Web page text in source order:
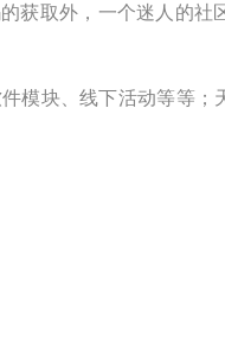
获取外，一个迷人的社
模块、线下活动等等；